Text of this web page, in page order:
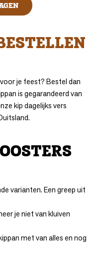
je feest? Bestel dan
is gegarandeerd van
kip dagelijks vers
varianten. Een greep uit
je niet van kluiven
met van alles en nog